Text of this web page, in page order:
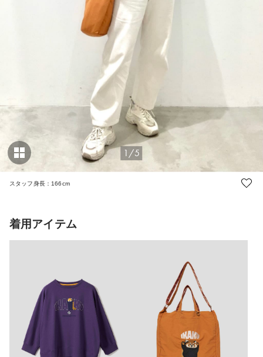
1/5
スタッフ身長：166cm
着用アイテム